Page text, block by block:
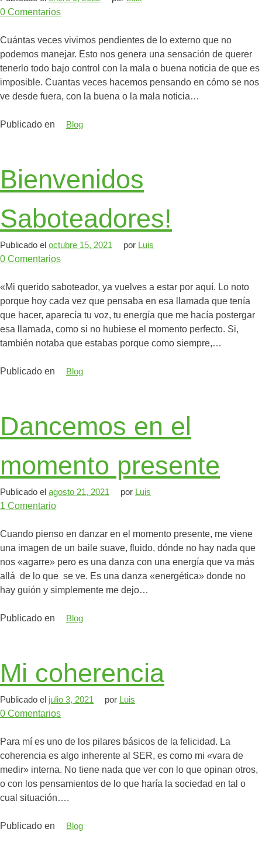
0 Comentarios
Cuántas veces vivimos pendientes de lo externo que no
podemos manejar. Esto nos genera una sensación de querer
tenerlo todo bajo control con la mala o buena noticia de que es
imposible. Cuantas veces hacemos pensando en cómo se nos
ve desde fuera, con la buena o la mala noticia…
Publicado en Blog
Bienvenidos
Saboteadores!
Publicado el octubre 15, 2021 por Luis
0 Comentarios
«Mi querido saboteador, ya vuelves a estar por aquí. Lo noto
porque hoy cada vez que pensaba en esa llamada que tenía
que hacer, aparecía tu voz, tu energía que me hacía postergar
esa llamada, como si no hubiese el momento perfecto. Si,
también notaba que estabas porque como siempre,…
Publicado en Blog
Dancemos en el
momento presente
Publicado el agosto 21, 2021 por Luis
1 Comentario
Cuando pienso en danzar en el momento presente, me viene
una imagen de un baile suave, fluido, dónde no hay nada que
nos «agarre» pero es una danza con una energía que va más
allá de lo que se ve. Es una danza «energética» donde no
hay guión y simplemente me dejo…
Publicado en Blog
Mi coherencia
Publicado el julio 3, 2021 por Luis
0 Comentarios
Para mí es uno de los pilares básicos de la felicidad. La
coherencia es algo inherente al SER, es como mi «vara de
medir» interna. No tiene nada que ver con lo que opinan otros,
o con los pensamientos de lo que haría la sociedad en tal o
cual situación….
Publicado en Blog